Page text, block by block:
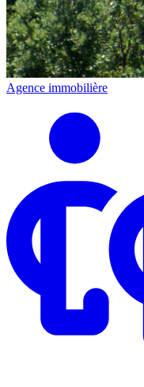
Agence immobilière